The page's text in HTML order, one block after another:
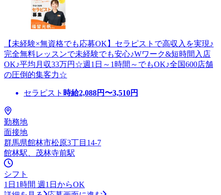
【未経験×無資格でも応募OK】セラピストで高収入を実現♪
完全無料レッスンで未経験でも安心♪Wワーク&短時間入店
OK♪平均月収33万円☆週1日～1時間～でもOK♪全国600店舗
の圧倒的集客力☆
セラピスト 時給2,088円〜3,510円
勤務地
面接地
群馬県館林市松原3丁目14-7
館林駅、茂林寺前駅
シフト
1日1時間 週1日からOK